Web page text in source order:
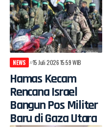
NEWS 15 Juli 2026 15:59 WIB
Hamas Kecam
Rencana Israel
Bangun Pos Militer
Baru di Gaza Utara